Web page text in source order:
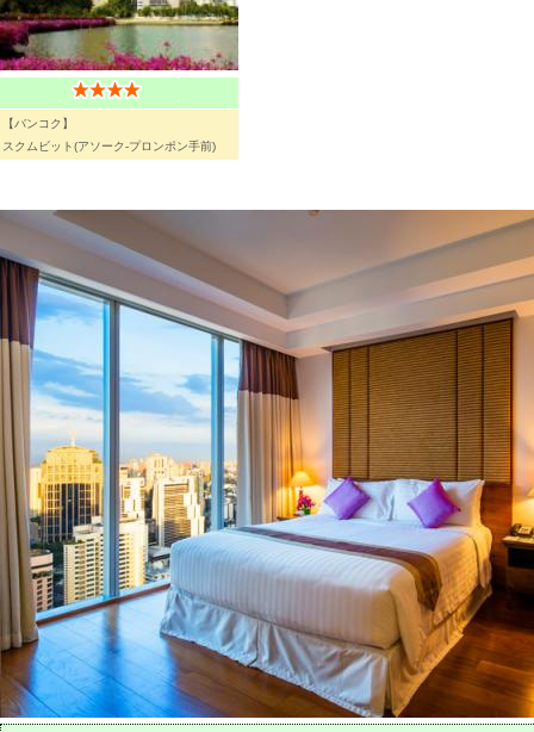
【バンコク】
スクムビット(アソーク-プロンポン手前)